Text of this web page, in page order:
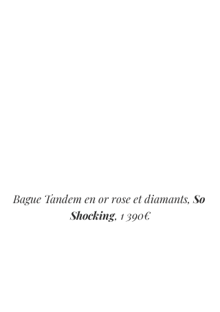
Bague Tandem en or rose et diamants, So
Shocking, 1 390€